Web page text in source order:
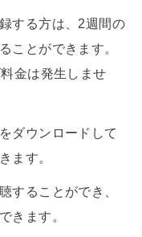
する方は、2週間の
ことができます。
金は発生しませ
ダウンロードして
ます。
することができ、
きます。